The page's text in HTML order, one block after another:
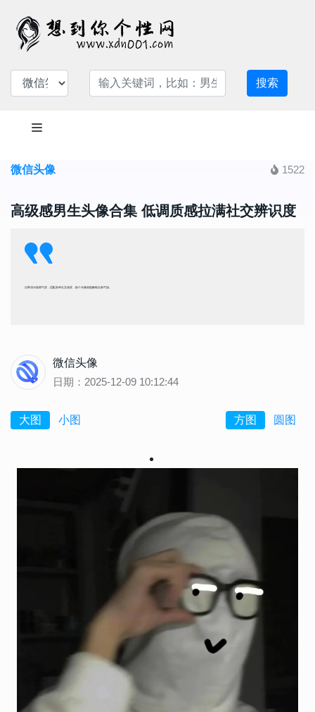
搜索
微信头像 1522
高级感男生头像合集 低调质感拉满社交辨识度
自带清冷疏离气质，适配多种社交场景，换个头像就能解锁全新气场。
微信头像
日期：2025-12-09 10:12:44
大图 小图 方图 圆图